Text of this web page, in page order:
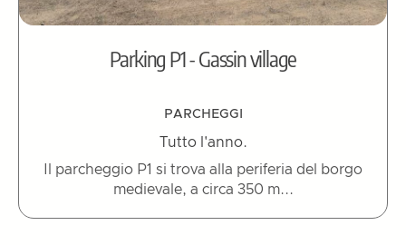
Parking P1 - Gassin village
PARCHEGGI
Tutto l'anno.
Il parcheggio P1 si trova alla periferia del borgo
medievale, a circa 350 m...